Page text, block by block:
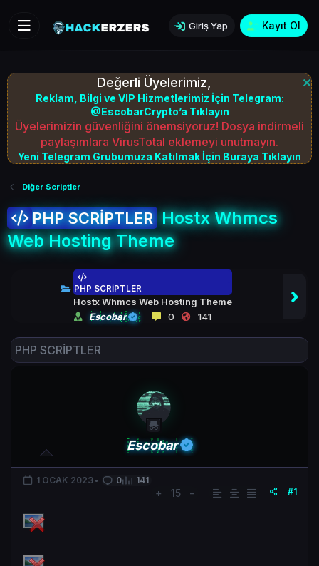
Giriş Yap Kayıt Ol
Değerli Üyelerimiz,
Reklam, Bilgi ve VIP Hizmetlerimiz İçin Telegram:
@EscobarCrypto’a Tıklayın
Üyelerimizin güvenliğini önemsiyoruz! Dosya indirmeli
paylaşımlara VirusTotal eklemeyi unutmayın.
Yeni Telegram Grubumuza Katılmak İçin Buraya Tıklayın
Diğer Scriptler
PHP SCRİPTLER Hostx Whmcs
Web Hosting Theme
PHP SCRİPTLER
Hostx Whmcs Web Hosting Theme
Escobar
0 141
PHP SCRİPTLER
Escobar
1 OCAK 2023 0 141
+ 15 - #1